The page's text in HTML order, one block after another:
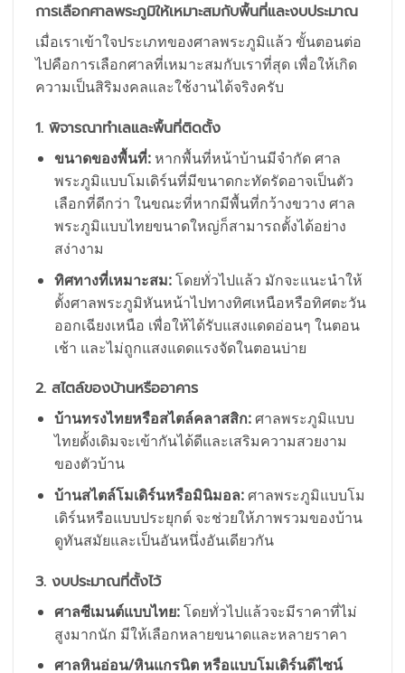
การเลือกศาลพระภูมิให้เหมาะสมกับพื้นที่และงบประมาณ
เมื่อเราเข้าใจประเภทของศาลพระภูมิแล้ว ขั้นตอนต่อ
ไปคือการเลือกศาลที่เหมาะสมกับเราที่สุด เพื่อให้เกิด
ความเป็นสิริมงคลและใช้งานได้จริงครับ
1. พิจารณาทำเลและพื้นที่ติดตั้ง
ขนาดของพื้นที่:หากพื้นที่หน้าบ้านมีจำกัด ศาล
พระภูมิแบบโมเดิร์นที่มีขนาดกะทัดรัดอาจเป็นตัว
เลือกที่ดีกว่า ในขณะที่หากมีพื้นที่กว้างขวาง ศาล
พระภูมิแบบไทยขนาดใหญ่ก็สามารถตั้งได้อย่าง
สง่างาม
ทิศทางที่เหมาะสม:โดยทั่วไปแล้ว มักจะแนะนำให้
ตั้งศาลพระภูมิหันหน้าไปทางทิศเหนือหรือทิศตะวัน
ออกเฉียงเหนือ เพื่อให้ได้รับแสงแดดอ่อนๆ ในตอน
เช้า และไม่ถูกแสงแดดแรงจัดในตอนบ่าย
2. สไตล์ของบ้านหรืออาคาร
บ้านทรงไทยหรือสไตล์คลาสสิก:ศาลพระภูมิแบบ
ไทยดั้งเดิมจะเข้ากันได้ดีและเสริมความสวยงาม
ของตัวบ้าน
บ้านสไตล์โมเดิร์นหรือมินิมอล:ศาลพระภูมิแบบโม
เดิร์นหรือแบบประยุกต์ จะช่วยให้ภาพรวมของบ้าน
ดูทันสมัยและเป็นอันหนึ่งอันเดียวกัน
3. งบประมาณที่ตั้งไว้
ศาลซีเมนต์แบบไทย:โดยทั่วไปแล้วจะมีราคาที่ไม่
สูงมากนัก มีให้เลือกหลายขนาดและหลายราคา
ศาลหินอ่อน/หินแกรนิต หรือแบบโมเดิร์นดีไซน์